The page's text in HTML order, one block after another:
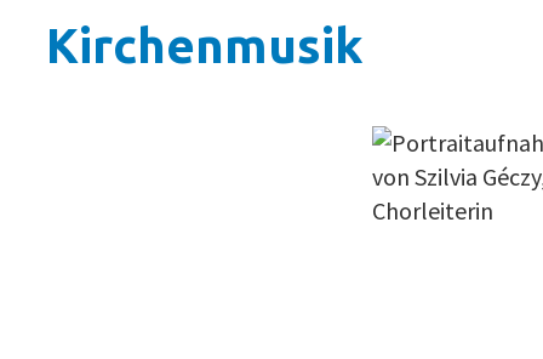
Kirchenmusik